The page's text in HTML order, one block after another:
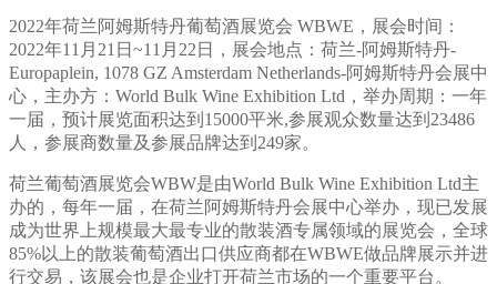
2022年荷兰阿姆斯特丹葡萄酒展览会 WBWE，展会时间：
2022年11月21日~11月22日，展会地点：荷兰-阿姆斯特丹-
Europaplein, 1078 GZ Amsterdam Netherlands-阿姆斯特丹会展中
心，主办方：World Bulk Wine Exhibition Ltd，举办周期：一年
一届，预计展览面积达到15000平米,参展观众数量达到23486
人，参展商数量及参展品牌达到249家。
荷兰葡萄酒展览会WBW是由World Bulk Wine Exhibition Ltd主
办的，每年一届，在荷兰阿姆斯特丹会展中心举办，现已发展
成为世界上规模最大最专业的散装酒专属领域的展览会，全球
85%以上的散装葡萄酒出口供应商都在WBWE做品牌展示并进
行交易，该展会也是企业打开荷兰市场的一个重要平台。